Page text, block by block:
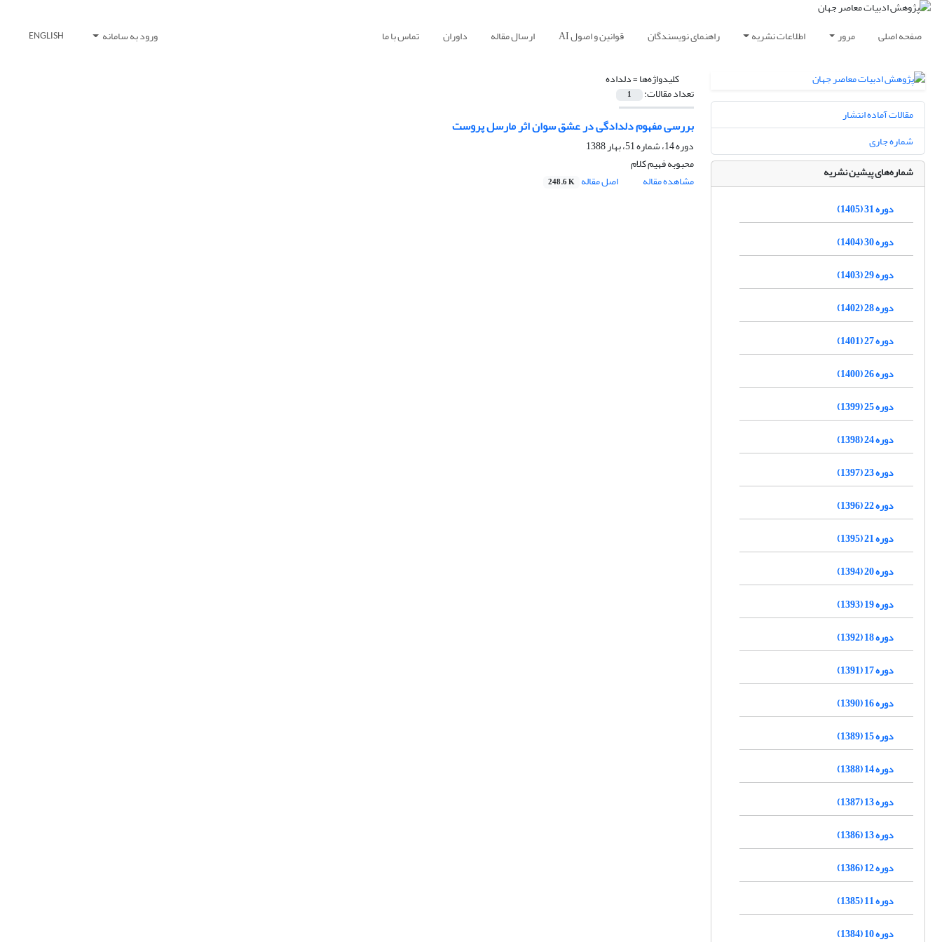
صفحه اصلی مرور اطلاعات نشریه راهنمای نویسندگان قوانین و اصول AI ارسال مقاله داوران تماس با ما ورود به سامانه ENGLISH
کلیدواژه‌ها =دلداده
تعداد مقالات: 1
بررسی مفهوم دلدادگی در عشق سوان اثر مارسل پروست
دوره 14، شماره 51، بهار 1388
محبوبه فهیم کلام
مشاهده مقاله
اصل مقاله 248.6 K
مقالات آماده انتشار
شماره جاری
شماره‌های پیشین نشریه
دوره 31 (1405)
دوره 30 (1404)
دوره 29 (1403)
دوره 28 (1402)
دوره 27 (1401)
دوره 26 (1400)
دوره 25 (1399)
دوره 24 (1398)
دوره 23 (1397)
دوره 22 (1396)
دوره 21 (1395)
دوره 20 (1394)
دوره 19 (1393)
دوره 18 (1392)
دوره 17 (1391)
دوره 16 (1390)
دوره 15 (1389)
دوره 14 (1388)
دوره 13 (1387)
دوره 13 (1386)
دوره 12 (1386)
دوره 11 (1385)
دوره 10 (1384)